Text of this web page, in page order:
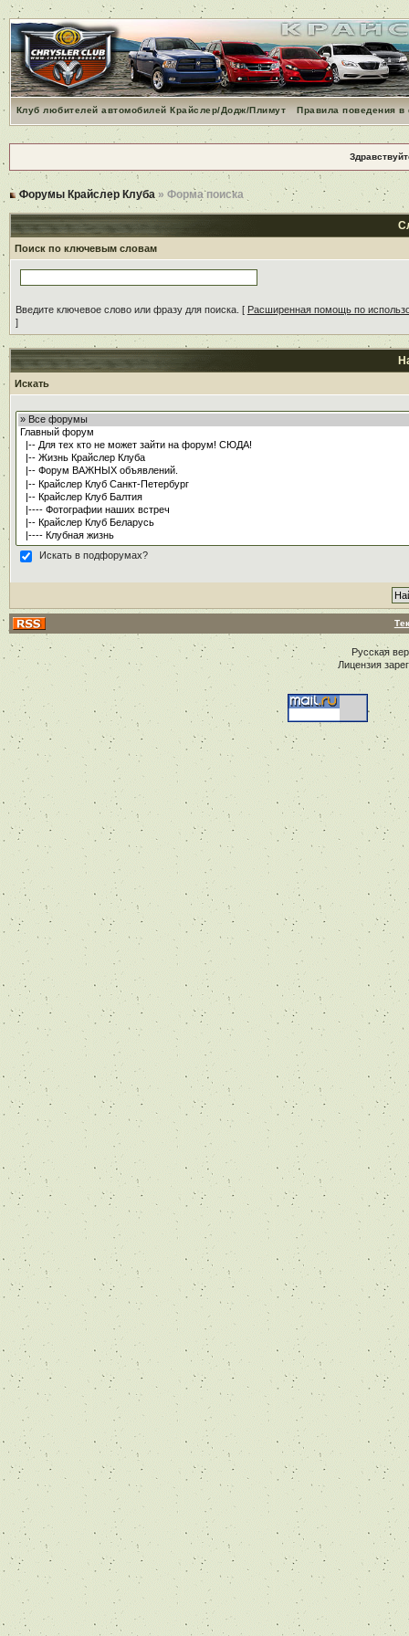
Клуб любителей автомобилей Крайслер/Додж/Плимут Правила поведения
Форумы Крайслер Клуба » Форма поиска
Поиск по ключевым словам
Введите ключевое слово или фразу для поиска. [ Расширенная помощь по
]
Искать
Искать в подфорумах?
Русская
Лицензия